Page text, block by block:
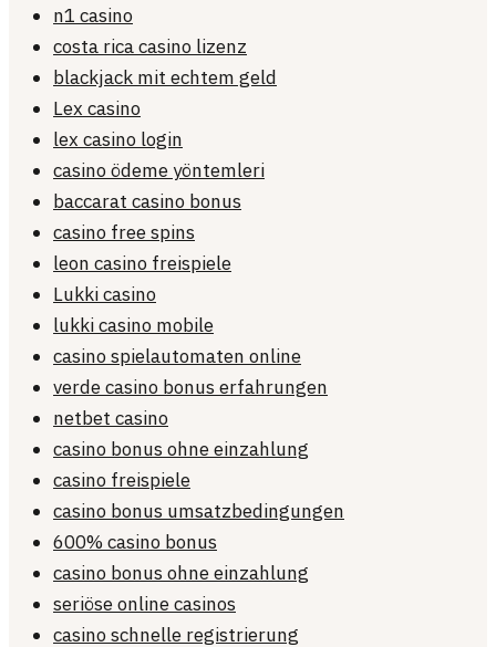
n1 casino
costa rica casino lizenz
blackjack mit echtem geld
Lex casino
lex casino login
casino ödeme yöntemleri
baccarat casino bonus
casino free spins
leon casino freispiele
Lukki casino
lukki casino mobile
casino spielautomaten online
verde casino bonus erfahrungen
netbet casino
casino bonus ohne einzahlung
casino freispiele
casino bonus umsatzbedingungen
600% casino bonus
casino bonus ohne einzahlung
seriöse online casinos
casino schnelle registrierung